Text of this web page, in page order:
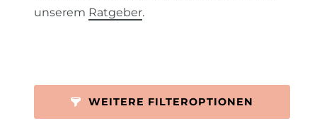
unserem Ratgeber.
WEITERE FILTEROPTIONEN